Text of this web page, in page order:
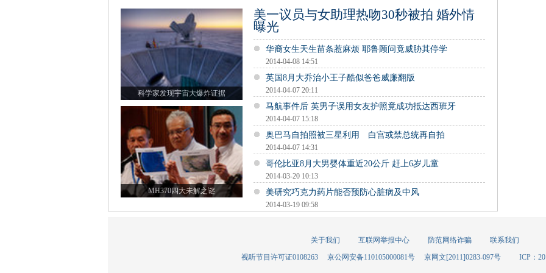
科学家发现宇宙大爆炸证据
MH370四大未解之谜
美一议员与女助理热吻30秒被拍 婚外情
曝光
华裔女生天生苗条惹麻烦 耶鲁顾问竟威胁其停学
2014-04-08 14:51
英国8月大乔治小王子酷似爸爸威廉翻版
2014-04-07 20:11
马航事件后 英男子误用女友护照竟成功抵达西班牙
2014-04-07 15:18
奥巴马自拍照被三星利用 白宫或禁总统再自拍
2014-04-07 14:31
哥伦比亚8月大男婴体重近20公斤 赶上6岁儿童
2014-03-20 10:13
美研究巧克力药片能否预防心脏病及中风
2014-03-19 09:58
关于我们 互联网举报中心 防范网络诈骗
联系我们
视听节目许可证0108263
京公网安备110105000081号 京网文[2011]0283-097号 ICP：